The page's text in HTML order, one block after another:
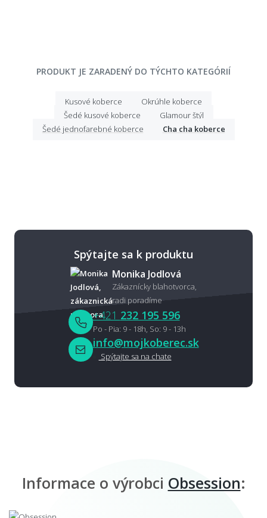
PRODUKT JE ZARADENÝ DO TÝCHTO KATEGÓRIÍ
Kusové koberce
Okrúhle koberce
Šedé kusové koberce
Glamour štýl
Šedé jednofarebné koberce
Cha cha koberce
Spýtajte sa k produktu
Monika Jodlová
Zákaznícky blahotvorca,
radi poradíme
+421 232 195 596
Po - Pia: 9 - 18h, So: 9 - 13h
info@mojkoberec.sk
Spýtajte sa na chate
Informace o výrobci Obsession: